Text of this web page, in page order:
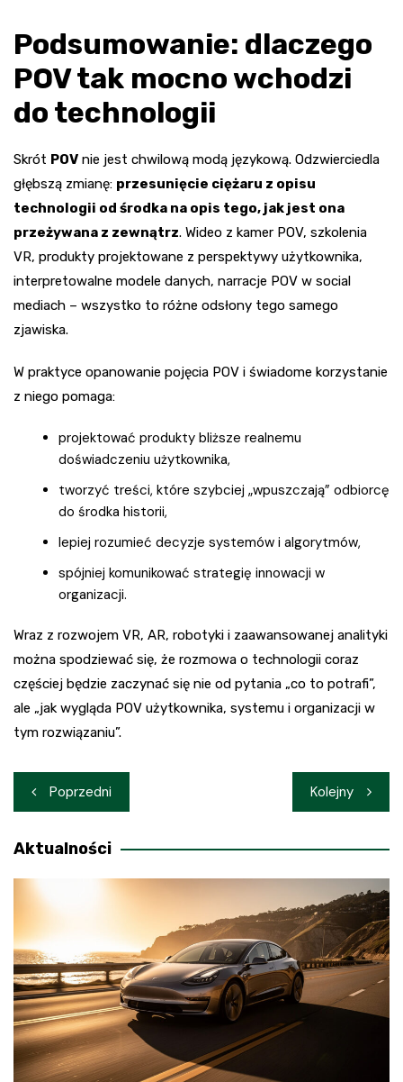
Podsumowanie: dlaczego
POV tak mocno wchodzi
do technologii
Skrót POV nie jest chwilową modą językową. Odzwierciedla
głębszą zmianę: przesunięcie ciężaru z opisu
technologii od środka na opis tego, jak jest ona
przeżywana z zewnątrz. Wideo z kamer POV, szkolenia
VR, produkty projektowane z perspektywy użytkownika,
interpretowalne modele danych, narracje POV w social
mediach – wszystko to różne odsłony tego samego
zjawiska.
W praktyce opanowanie pojęcia POV i świadome korzystanie
z niego pomaga:
projektować produkty bliższe realnemu
doświadczeniu użytkownika,
tworzyć treści, które szybciej „wpuszczają” odbiorcę
do środka historii,
lepiej rozumieć decyzje systemów i algorytmów,
spójniej komunikować strategię innowacji w
organizacji.
Wraz z rozwojem VR, AR, robotyki i zaawansowanej analityki
można spodziewać się, że rozmowa o technologii coraz
częściej będzie zaczynać się nie od pytania „co to potrafi”,
ale „jak wygląda POV użytkownika, systemu i organizacji w
tym rozwiązaniu”.
Nawigacja
wpisu
Poprzedni Kolejny
Aktualności